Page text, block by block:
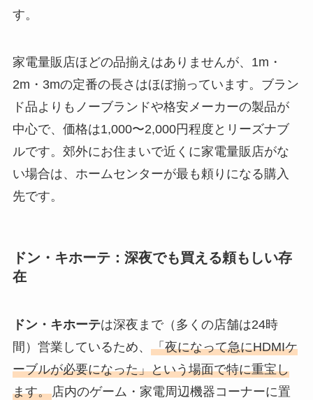
す。
家電量販店ほどの品揃えはありませんが、1m・
2m・3mの定番の長さはほぼ揃っています。ブラン
ド品よりもノーブランドや格安メーカーの製品が
中心で、価格は1,000〜2,000円程度とリーズナブ
ルです。郊外にお住まいで近くに家電量販店がな
い場合は、ホームセンターが最も頼りになる購入
先です。
ドン・キホーテ：深夜でも買える頼もしい存
在
ドン・キホーテは深夜まで（多くの店舗は24時
間）営業しているため、 「夜になって急にHDMIケ
ーブルが必要になった」という場面で特に重宝し
ます。店内のゲーム・家電周辺機器コーナーに置